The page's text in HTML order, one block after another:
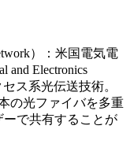
）：米国電気電
and Electronics
ス系光伝送技術。
の光ファイバを多重
で共有することが